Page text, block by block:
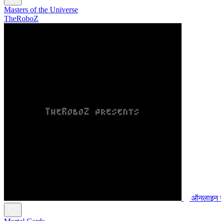
Masters of the Universe
TheRoboZ